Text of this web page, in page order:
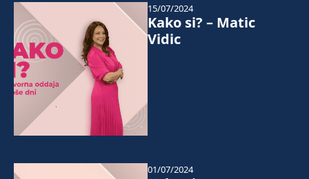
Kako si? – Matic
Vidic
15/07/2024
01/07/2024